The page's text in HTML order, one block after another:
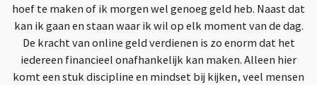
hoef te maken of ik morgen wel genoeg geld heb. Naast dat
kan ik gaan en staan waar ik wil op elk moment van de dag.
De kracht van online geld verdienen is zo enorm dat het
iedereen financieel onafhankelijk kan maken. Alleen hier
komt een stuk discipline en mindset bij kijken, veel mensen